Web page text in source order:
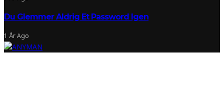
Du Glemmer Aldrig Et Password Igen
1 År Ago